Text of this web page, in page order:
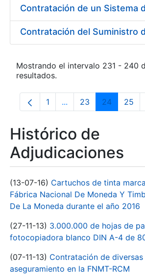
Mostrando el intervalo 231 - 240
resultados.
Página
1 ...Páginas intermedias
Página
23 Página
24 25
Histórico de
Adjudicaciones
(13-07-16) Cartuchos de tinta
Fábrica Nacional De Moneda Y
De La Moneda durante el año 2016
(27-11-13) 3.000.000 de hojas de
fotocopiadora blanco DIN A-4 de
(07-11-13) Contratación de
aseguramiento en la FNMT-RCM